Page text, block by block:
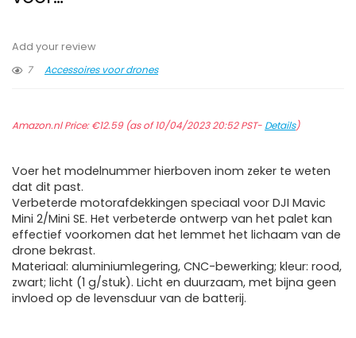
Add your review
7
Accessoires voor drones
Amazon.nl Price:€12.59(as of 10/04/2023 20:52 PST- Details)
Voer het modelnummer hierboven inom zeker te weten
dat dit past.
Verbeterde motorafdekkingen speciaal voor DJI Mavic
Mini 2/Mini SE. Het verbeterde ontwerp van het palet kan
effectief voorkomen dat het lemmet het lichaam van de
drone bekrast.
Materiaal: aluminiumlegering, CNC-bewerking; kleur: rood,
zwart; licht (1 g/stuk). Licht en duurzaam, met bijna geen
invloed op de levensduur van de batterij.